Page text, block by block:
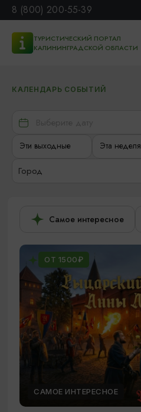
8 (800) 200-55-39
ТУРИСТИЧЕСКИЙ ПОРТАЛ
КАЛИНИНГРАДСКОЙ ОБЛАСТИ
КАЛЕНДАРЬ СОБЫТИЙ
Эти выходные Эта неделя
Город
Самое интересное
ОТ 1500₽
САМОЕ ИНТЕРЕСНОЕ